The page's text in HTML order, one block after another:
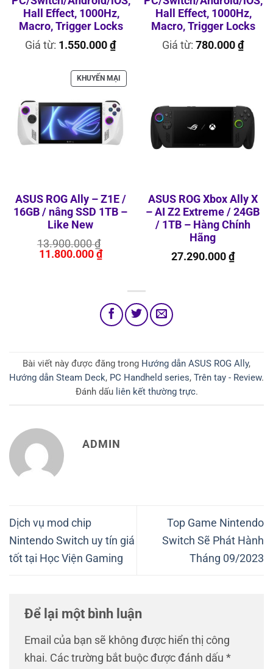
Hall Effect, 1000Hz,
Macro, Trigger Locks
Giá từ: 1.550.000 ₫
Hall Effect, 1000Hz,
Macro, Trigger Locks
Giá từ: 780.000 ₫
ASUS ROG Ally – Z1E /
16GB / nâng SSD 1TB –
Like New
KHUYẾN MẠISẢN
PHẨM
GIẢM
13.900.000₫
11.800.000 ₫Giá
hiện
11.800.000 ₫.
ASUS ROG Xbox Ally X
– AI Z2 Extreme / 24GB
/ 1TB – Hàng Chính
Hãng
27.290.000 ₫
Bài viết này được đăng trong Hướng dẫn ASUS ROG Ally,
Hướng dẫn Steam Deck, PC Handheld series, Trên tay - Review.
Đánh dấu liên kết thường trực.
ADMIN
Dịch vụ mod chip
Nintendo Switch uy tín giá
tốt tại Học Viện Gaming
Top Game Nintendo
Switch Sẽ Phát Hành
Tháng 09/2023
Để lại một bình luận
Email của bạn sẽ không được hiển thị công
khai. Các trường bắt buộc được đánh dấu *